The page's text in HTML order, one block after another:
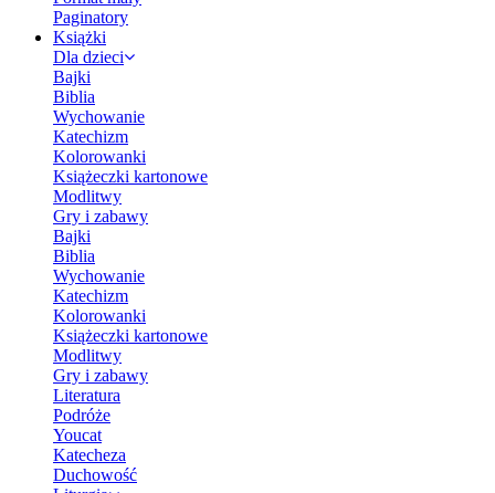
Paginatory
Książki
Dla dzieci
Bajki
Biblia
Wychowanie
Katechizm
Kolorowanki
Książeczki kartonowe
Modlitwy
Gry i zabawy
Bajki
Biblia
Wychowanie
Katechizm
Kolorowanki
Książeczki kartonowe
Modlitwy
Gry i zabawy
Literatura
Podróże
Youcat
Katecheza
Duchowość